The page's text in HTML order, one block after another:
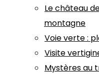
Le château
montagne
Voie verte :
Visite
Mystères au